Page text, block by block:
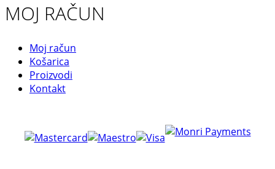
MOJ RAČUN
Moj račun
Košarica
Proizvodi
Kontakt